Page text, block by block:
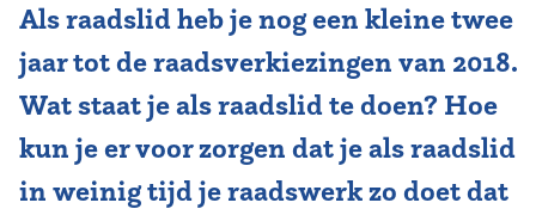
Vereniging
Contact
Als raadslid heb je nog een kleine twee
jaar tot de raadsverkiezingen van 2018.
Wat staat je als raadslid te doen? Hoe
kun je er voor zorgen dat je als raadslid
in weinig tijd je raadswerk zo doet dat